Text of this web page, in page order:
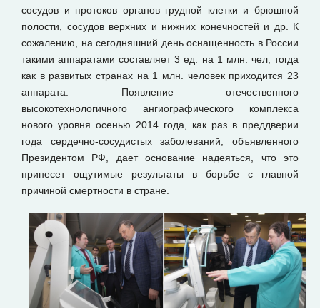
сосудов и протоков органов грудной клетки и брюшной
полости, сосудов верхних и нижних конечностей и др. К
сожалению, на сегодняшний день оснащенность в России
такими аппаратами составляет 3 ед. на 1 млн. чел, тогда
как в развитых странах на 1 млн. человек приходится 23
аппарата. Появление отечественного
высокотехнологичного ангиографического комплекса
нового уровня осенью 2014 года, как раз в преддверии
года сердечно-сосудистых заболеваний, объявленного
Президентом РФ, дает основание надеяться, что это
принесет ощутимые результаты в борьбе с главной
причиной смертности в стране.